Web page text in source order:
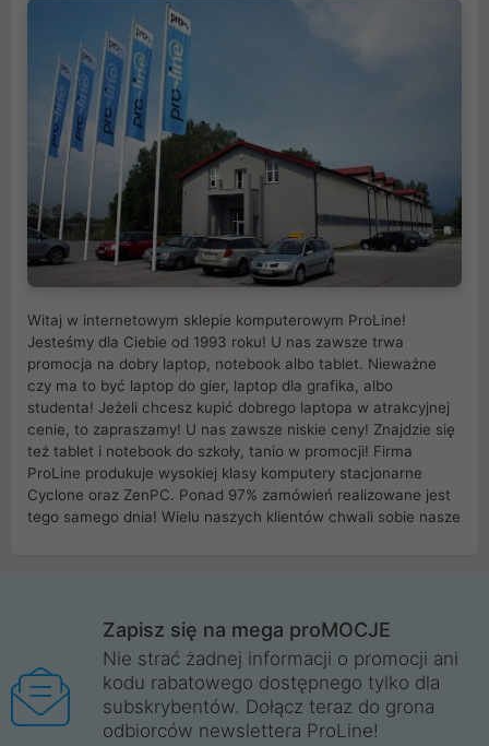
Witaj w internetowym sklepie komputerowym ProLine!
Jesteśmy dla Ciebie od 1993 roku! U nas zawsze trwa
promocja na dobry laptop, notebook albo tablet. Nieważne
czy ma to być laptop do gier, laptop dla grafika, albo
studenta! Jeżeli chcesz kupić dobrego laptopa w atrakcyjnej
cenie, to zapraszamy! U nas zawsze niskie ceny! Znajdzie się
też tablet i notebook do szkoły, tanio w promocji! Firma
ProLine produkuje wysokiej klasy komputery stacjonarne
Cyclone oraz ZenPC. Ponad 97% zamówień realizowane jest
tego samego dnia! Wielu naszych klientów chwali sobie nasze
Wrocław, Poznań, Legnica, Katowice, Gliwice, Kalisz, Bytom,
Trzebnica, Opole. Szybka i profesjonalna obsługa!
ProLine to polska firma ze 100% polskim kapitałem. Działamy
legalnie i płacimy podatki w naszym kraju! Posiadamy siedzibę
główną w Mirkowie oraz salony na terenie kraju. Cała
Zapisz się na mega proMOCJE
Nie strać żadnej informacji o promocji ani
kodu rabatowego dostępnego tylko dla
subskrybentów. Dołącz teraz do grona
odbiorców newslettera ProLine!